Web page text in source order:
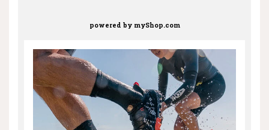
powered by myShop.com